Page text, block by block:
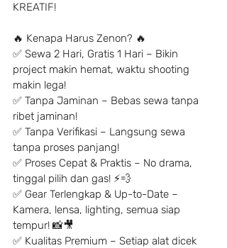
KREATIF!
🔥 Kenapa Harus Zenon? 🔥
✅ Sewa 2 Hari, Gratis 1 Hari – Bikin
project makin hemat, waktu shooting
makin lega!
✅ Tanpa Jaminan – Bebas sewa tanpa
ribet jaminan!
✅ Tanpa Verifikasi – Langsung sewa
tanpa proses panjang!
✅ Proses Cepat & Praktis – No drama,
tinggal pilih dan gas! ⚡️💨
✅ Gear Terlengkap & Up-to-Date –
Kamera, lensa, lighting, semua siap
tempur! 📸🎥
✅ Kualitas Premium – Setiap alat dicek